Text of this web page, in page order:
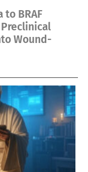
BRAF
Wound-